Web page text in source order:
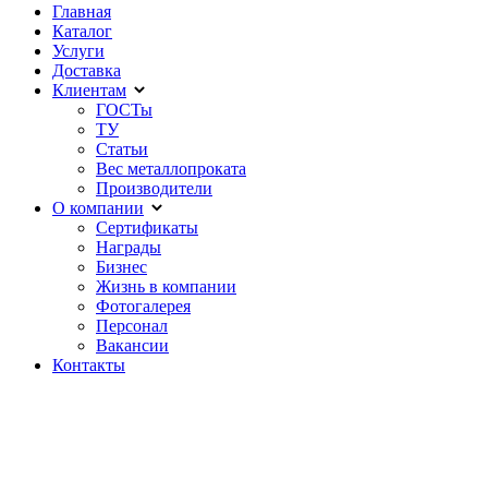
Главная
Каталог
Услуги
Доставка
Клиентам
ГОСТы
ТУ
Статьи
Вес металлопроката
Производители
О компании
Сертификаты
Награды
Бизнес
Жизнь в компании
Фотогалерея
Персонал
Вакансии
Контакты